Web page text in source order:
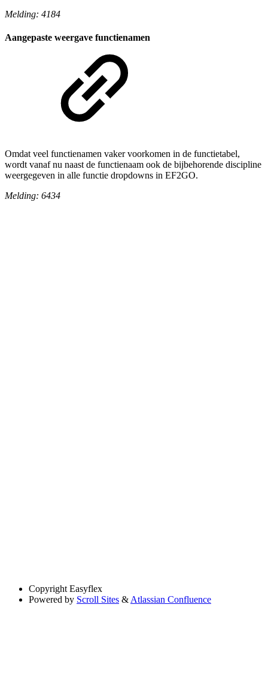
Melding: 4184
Aangepaste weergave functienamen
Omdat veel functienamen vaker voorkomen in de functietabel,
wordt vanaf nu naast de functienaam ook de bijbehorende discipline
weergegeven in alle functie dropdowns in EF2GO.
Melding: 6434
Copyright Easyflex
Powered by Scroll Sites & Atlassian Confluence